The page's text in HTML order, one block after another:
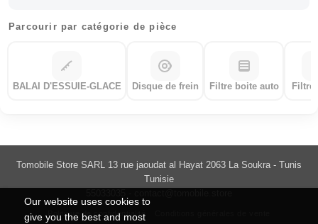
Our website uses cookies to
give you the best and most
Parcourir par catégorie de pièce
BALAI D'ESSUIE-GLACE Disque de frein Filtre boite auto
Tomobile Store SARL 13 rue jaoudat al Hayat 2063 La Soukra - Tunis
Tunisie
Politique de confidentialité